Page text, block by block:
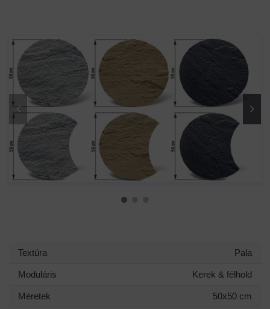
Textúra Pala
Moduláris Kerek & félhold
Méretek 50x50 cm